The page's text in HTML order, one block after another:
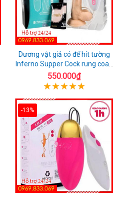
Dương vật giả có đế hít tường
Inferno Supper Cock rung coay
7 chế độ
550.000₫
-13%